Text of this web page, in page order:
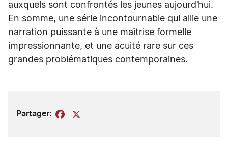
auxquels sont confrontés les jeunes aujourd’hui.
En somme, une série incontournable qui allie une
narration puissante à une maîtrise formelle
impressionnante, et une acuité rare sur ces
grandes problématiques contemporaines.
Partager: Facebook